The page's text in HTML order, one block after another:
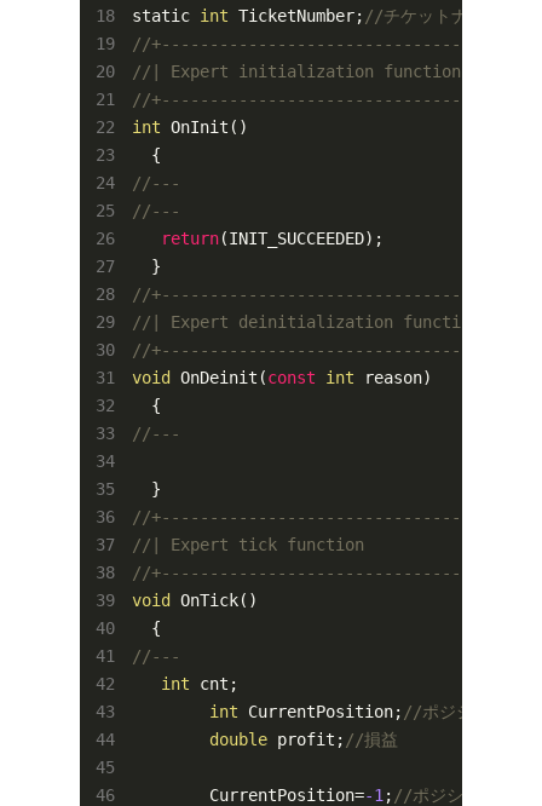
static int TicketNumber; //チケットナンバー
//
//| Expert initialization function
//
int OnInit()
//---
//---
return(INIT_SUCCEEDED);
//
//| Expert deinitialization
//
void OnDeinit(const int reason)
//---
//
//| Expert tick function
//
void OnTick()
//---
int cnt;
int CurrentPosition; //ポジション数
double profit; //損益
	CurrentPosition=
-1 ; //ポジション数ゼ